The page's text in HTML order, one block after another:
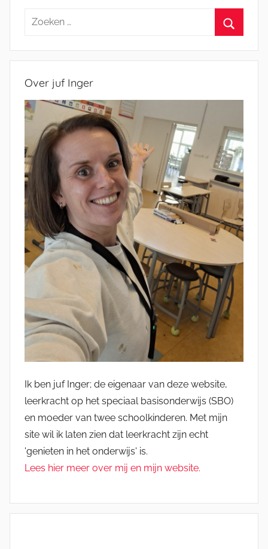
Zoeken
Over juf Inger
Ik ben juf Inger; de eigenaar van deze website,
leerkracht op het speciaal basisonderwijs (SBO)
en moeder van twee schoolkinderen. Met mijn
site wil ik laten zien dat leerkracht zijn echt
'genieten in het onderwijs' is.
Lees hier meer over mij en mijn website.